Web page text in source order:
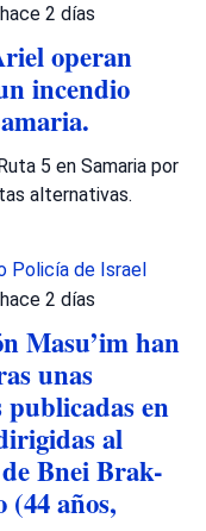
hace 2 días
operan
incendio
5 en Samaria por
alternativas.
Policía de Israel
hace 2 días
Masu’im han
unas
publicadas en
al
Bnei Brak-
(44 años,